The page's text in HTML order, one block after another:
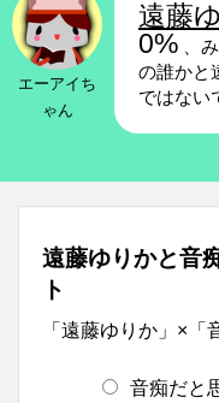
エーアイち
ゃん
遠藤
0% 、
の誰かと
ではない
遠藤ゆりかと音
ト
「遠藤ゆりか」×
音痴だと